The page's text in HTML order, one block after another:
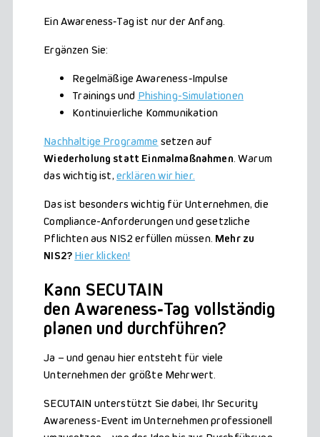
Ein Awareness‑Tag ist nur der Anfang.
Ergänzen Sie:
Regelmäßige Awareness‑Impulse
Trainings und Phishing-Simulationen
Kontinuierliche Kommunikation
Nachhaltige Programme setzen auf
Wiederholung statt Einmalmaßnahmen. Warum
das wichtig ist, erklären wir hier.
Das ist besonders wichtig für Unternehmen, die
Compliance-Anforderungen und gesetzliche
Pflichten aus NIS2 erfüllen müssen. Mehr zu
NIS2? Hier klicken!
Kann SECUTAIN
den Awareness‑Tag vollständig
planen und durchführen?
Ja – und genau hier entsteht für viele
Unternehmen der größte Mehrwert.
SECUTAIN unterstützt Sie dabei, Ihr Security
Awareness-Event im Unternehmen professionell